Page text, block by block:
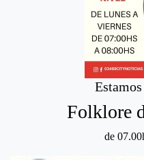
Folklore
de